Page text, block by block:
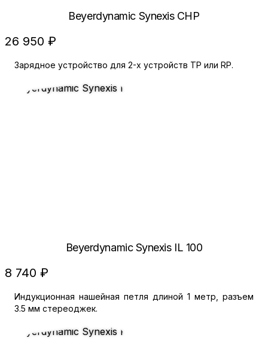
Beyerdynamic Synexis CHP
26 950 ₽
Зарядное устройство для 2-х устройств TP или RP.
Beyerdynamic Synexis IL 100
8 740 ₽
Индукционная нашейная петля длиной 1 метр, разъем
3.5 мм стереоджек.